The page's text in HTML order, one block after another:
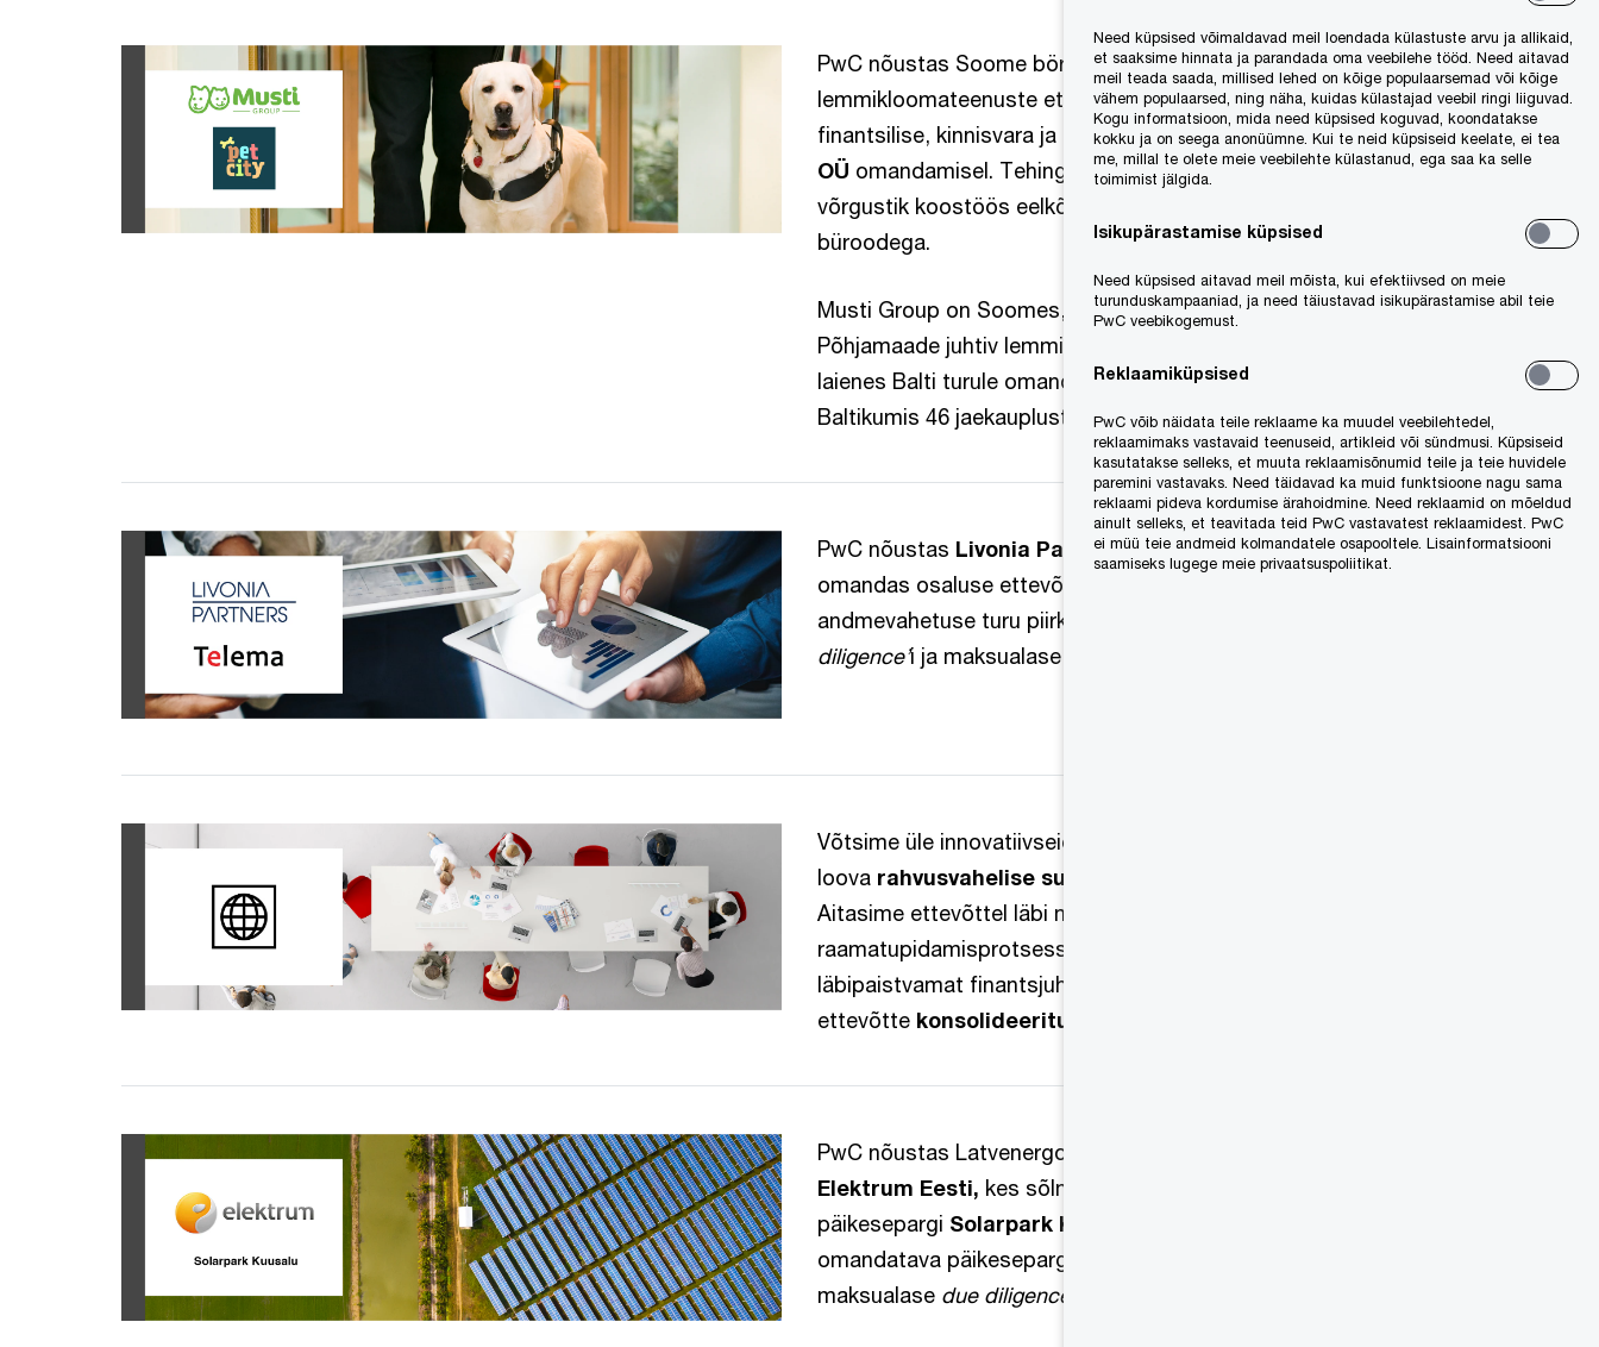
PwC nõustas Soome börsil noteeritud
lemmikloomateenuste ettevõtetMusti Group,viies läbi
finantsilise, kinnisvara ja maksualasedue diligence’iPet City
OÜ omandamisel. Tehingut aitas viia läbi PwC globaalne
võrgustik koostöös eelkõige Soome, Eesti, Läti ja Leedu
büroodega.
Musti Group on Soomes, Rootsis ja Norras tegutsev
Põhjamaade juhtiv lemmikloomateenuste ettevõte, mis
laienes Balti turule omandades Pet City, mis opereerib
Baltikumis 46 jaekauplust ja 16 veterinaarkliinikut.
PwC nõustas Livonia Partners Erakapitalifondi, kes
omandas osaluse ettevõttes
andmevahetuse turu piirkondlik liider, viies läbi finants
diligence’i ja maksualase
Võtsime üle innovatiivseid iGaming tooteid ja kasiinomänge
loova rahvusvahelise suurettevõtte raamatupidamise
Aitasime ettevõttel läbi mõelda ning korrastada nende
raamatupidamisprotsesse, et toetada tõhusamat ja
läbipaistvamat finantsjuhtimist ning tagada selgus ja täpsus
ettevõtte konsolideeritud finantsaruandluses.
PwC nõustas Latvenergo gruppi kuuluvat ettevõtet
Elektrum Eesti, kes sõlmis lepingu 17,4 MW võimsusega
päikesepargi Solarpark Kuusalu
omandatava päikesepargi väärtuse analüüsi ning finants- ja
maksualase due diligence
Need küpsised võimaldavad meil loendada külastuste arvu ja allikaid,
et saaksime hinnata ja parandada oma veebilehe tööd. Need aitavad
meil teada saada, millised lehed on kõige populaarsemad või kõige
vähem populaarsed, ning näha, kuidas külastajad veebil ringi liiguvad.
Kogu informatsioon, mida need küpsised koguvad, koondatakse
kokku ja on seega anonüümne. Kui te neid küpsiseid keelate, ei tea
me, millal te olete meie veebilehte külastanud, ega saa ka selle
toimimist jälgida.
Isikupärastamise küpsised
Need küpsised aitavad meil mõista, kui efektiivsed on meie
turunduskampaaniad, ja need täiustavad isikupärastamise abil teie
PwC veebikogemust.
Reklaamiküpsised
PwC võib näidata teile reklaame ka muudel veebilehtedel,
reklaamimaks vastavaid teenuseid, artikleid või sündmusi. Küpsiseid
kasutatakse selleks, et muuta reklaamisõnumid teile ja teie huvidele
paremini vastavaks. Need täidavad ka muid funktsioone nagu sama
reklaami pideva kordumise ärahoidmine. Need reklaamid on mõeldud
ainult selleks, et teavitada teid PwC vastavatest reklaamidest. PwC
ei müü teie andmeid kolmandatele osapooltele. Lisainformatsiooni
saamiseks lugege meie privaatsuspoliitikat.